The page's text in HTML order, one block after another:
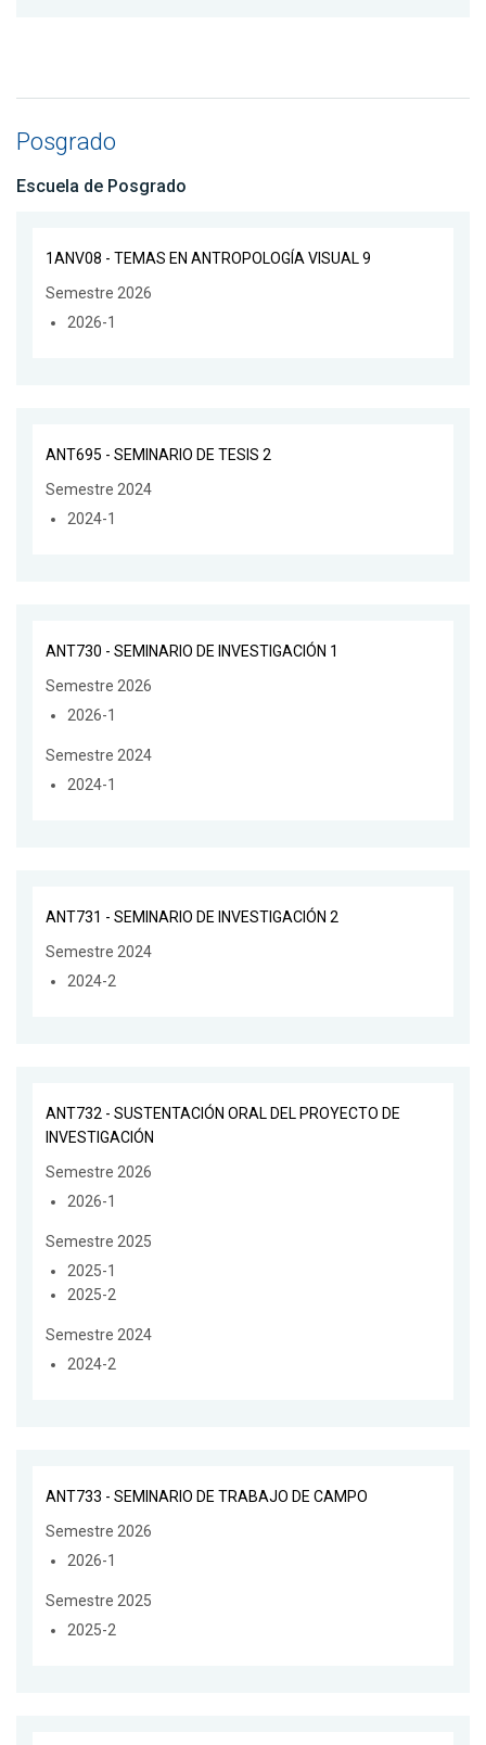
Posgrado
Escuela de Posgrado
1ANV08 - TEMAS EN ANTROPOLOGÍA VISUAL 9
Semestre 2026
2026-1
ANT695 - SEMINARIO DE TESIS 2
Semestre 2024
2024-1
ANT730 - SEMINARIO DE INVESTIGACIÓN 1
Semestre 2026
2026-1
Semestre 2024
2024-1
ANT731 - SEMINARIO DE INVESTIGACIÓN 2
Semestre 2024
2024-2
ANT732 - SUSTENTACIÓN ORAL DEL PROYECTO DE
INVESTIGACIÓN
Semestre 2026
2026-1
Semestre 2025
2025-1
2025-2
Semestre 2024
2024-2
ANT733 - SEMINARIO DE TRABAJO DE CAMPO
Semestre 2026
2026-1
Semestre 2025
2025-2